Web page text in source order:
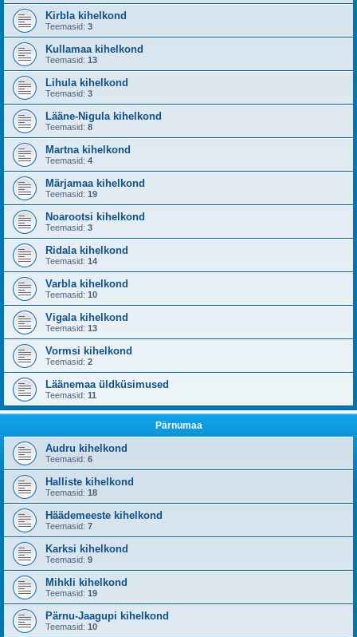
Kirbla kihelkond
Teemasid: 3
Kullamaa kihelkond
Teemasid: 13
Lihula kihelkond
Teemasid: 3
Lääne-Nigula kihelkond
Teemasid: 8
Martna kihelkond
Teemasid: 4
Märjamaa kihelkond
Teemasid: 19
Noarootsi kihelkond
Teemasid: 3
Ridala kihelkond
Teemasid: 14
Varbla kihelkond
Teemasid: 10
Vigala kihelkond
Teemasid: 13
Vormsi kihelkond
Teemasid: 2
Läänemaa üldküsimused
Teemasid: 11
Pärnumaa
Audru kihelkond
Teemasid: 6
Halliste kihelkond
Teemasid: 18
Häädemeeste kihelkond
Teemasid: 7
Karksi kihelkond
Teemasid: 9
Mihkli kihelkond
Teemasid: 19
Pärnu-Jaagupi kihelkond
Teemasid: 10